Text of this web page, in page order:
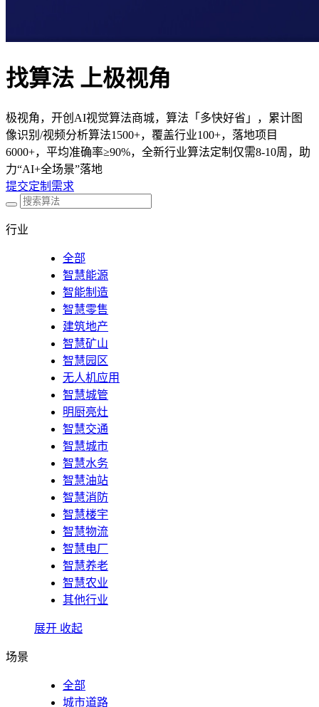
找算法 上极视角
极视角，开创AI视觉算法商城，算法「多快好省」，累计图
像识别/视频分析算法1500+，覆盖行业100+，落地项目
6000+，平均准确率≥90%，全新行业算法定制仅需8-10周，助
力“AI+全场景”落地
提交定制需求
行业
全部
智慧能源
智能制造
智慧零售
建筑地产
智慧矿山
智慧园区
无人机应用
智慧城管
明厨亮灶
智慧交通
智慧城市
智慧水务
智慧油站
智慧消防
智慧楼宇
智慧物流
智慧电厂
智慧养老
智慧农业
其他行业
展开 收起
场景
全部
城市道路